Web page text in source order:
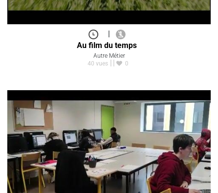
Au film du temps
Autre Métier
40 vues
0